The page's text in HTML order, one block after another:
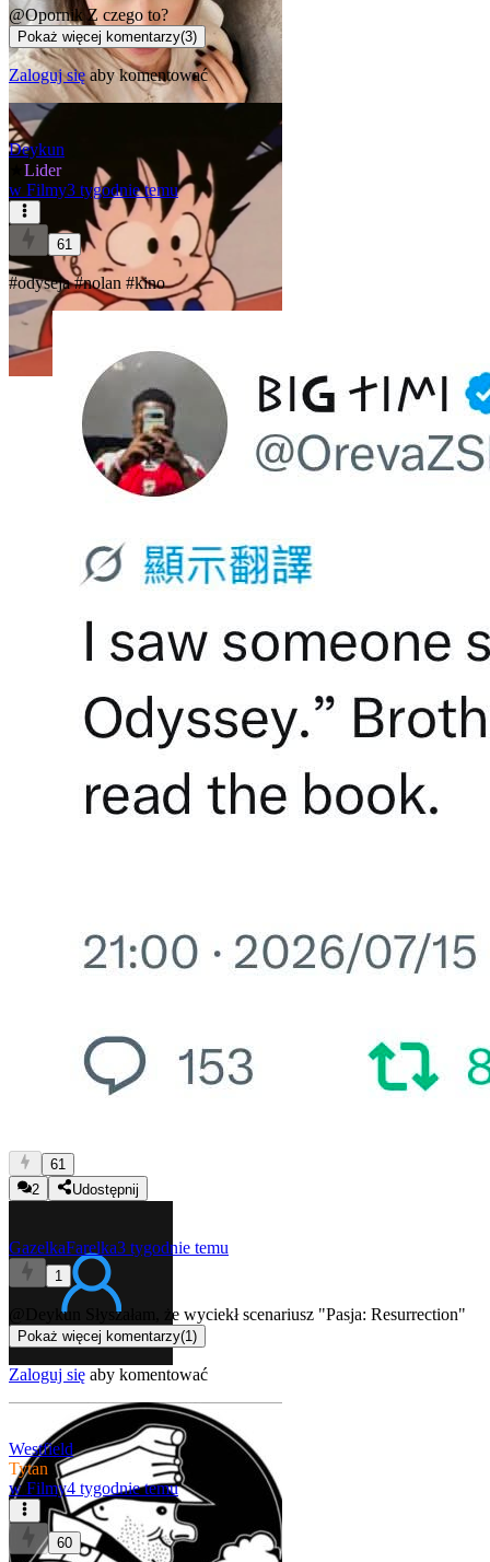
@Opornik Z czego to?
Pokaż więcej komentarzy(3)
Zaloguj sięaby komentować
Deykun
Lider
w Filmy3 tygodnie temu
61
#odyseja #nolan #kino
61
2
Udostępnij
GazelkaFarelka3 tygodnie temu
1
@Deykun Słyszałam, że wyciekł scenariusz "Pasja: Resurrection"
Pokaż więcej komentarzy(1)
Zaloguj się aby komentować
Westfield
Tytan
w Filmy4 tygodnie temu
60